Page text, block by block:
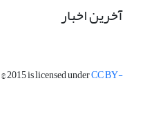
آخرین اخبار
© 2015 is licensed underCC BY-